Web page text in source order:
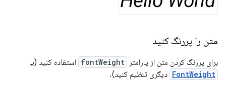
متن را پررنگ کنید
برای پررنگ کردن متن از پارامتر fontWeight استفاده کنید (یا
FontWeight دیگری تنظیم کنید).